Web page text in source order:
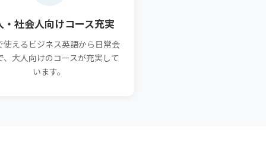
・社会人向けコース充実
使えるビジネス英語から日常会
、大人向けのコースが充実して
います。